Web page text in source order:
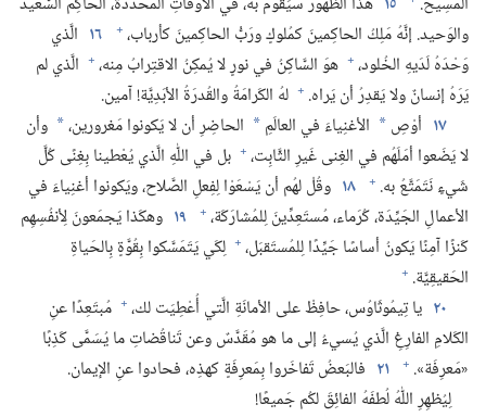
والوَحيد.‏ إنَّهُ مَلِكُ الحاكِمينَ كمُلوكٍ ورَبُّ الحاكِمينَ كأرباب،‏ + ١٦ الَّذي
وَحْدَهُ لَدَيهِ الخُلود،‏ + هوَ السَّاكِنُ في نورٍ لا يُمكِنُ الاقتِرابُ مِنه،‏ + الَّذي لم
يَرَهُ إنسانٌ ولا يَقدِرُ أن يَراه.‏ + لهُ الكَرامَةُ والقُدرَةُ الأبَدِيَّة!‏ آمين.‏
١٧ أوْصِ * الأغنِياءَ في العالَمِ * الحاضِرِ أن لا يَكونوا مَغرورين،‏* وأن
لا يَضَعوا أمَلَهُم في الغِنى غَيرِ الثَّابِت،‏ + بل في اللّٰهِ الَّذي يُعْطينا بِغِنًى كُلَّ
شَيءٍ نَتَمَتَّعُ به.‏ + ١٨ وقُلْ لهُم أن يَسْعَوْا لِفِعلِ الصَّلاح،‏ ويَكونوا أغنِياءَ في
الأعمالِ الجَيِّدَة،‏ كُرَماء،‏ مُستَعِدِّينَ لِلمُشارَكَة،‏ + ١٩ وهكَذا يَجمَعونَ لِأنفُسِهِم
كَنزًا آمِنًا يَكونُ أساسًا جَيِّدًا لِلمُستَقبَل،‏ + لِكَي يَتَمَسَّكوا بِقُوَّةٍ بِالحَياةِ
الحَقيقِيَّة.‏ +
٢٠ يا تِيمُوثَاوُس،‏ حافِظْ على الأمانَةِ الَّتي أُعْطِيَت لك،‏ + مُبتَعِدًا عنِ
الكَلامِ الفارِغِ الَّذي يُسيءُ إلى ما هو مُقَدَّسٌ وعن تَناقُضاتِ ما يُسَمَّى كَذِبًا
«مَعرِفَة».‏ + ٢١ فالبَعضُ تَفاخَروا بِمَعرِفَةٍ كهذِه،‏ فحادوا عنِ الإيمان.‏
لِيُظهِرِ اللّٰهُ لُطفَهُ الفائِقَ لكُم جَميعًا!‏